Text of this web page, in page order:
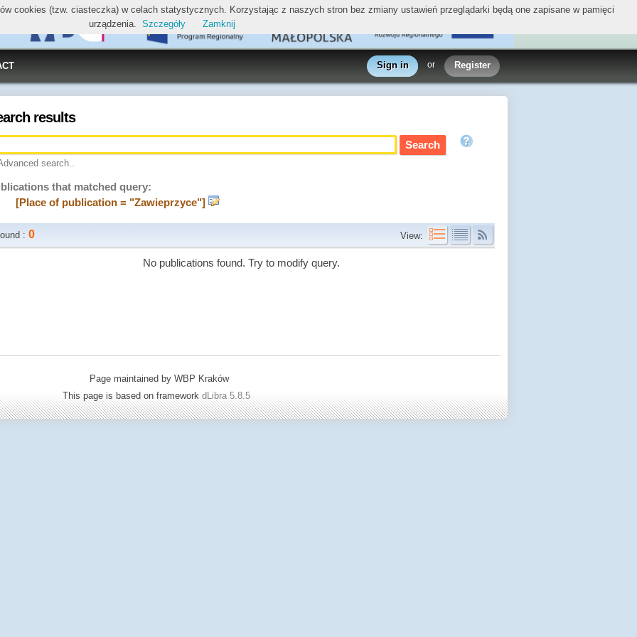
Sign in or Register
results
search..
that matched query:
[Place of publication = "Zawieprzyce"]
:0 View:
No publications found. Try to modify query.
Page maintained by WBP Kraków
This page is based on framework dLibra 5.8.5
cookies (tzw. ciasteczka) w celach statystycznych. Korzystając z naszych stron bez zmiany ustawień przeglądarki będą one zapisane w pamięci
urządzenia. Szczegóły Zamknij